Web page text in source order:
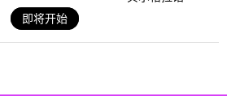
即将开始